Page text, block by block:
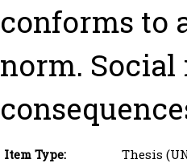
conforms to
norm.
Item Type:
Thesis